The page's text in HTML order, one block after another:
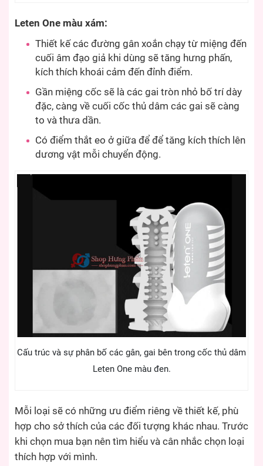
Leten One màu xám:
Thiết kế các đường gân xoắn chạy từ miệng đến
cuối âm đạo giả khi dùng sẽ tăng hưng phấn,
kích thích khoái cảm đến đỉnh điểm.
Gần miệng cốc sẽ là các gai tròn nhỏ bố trí dày
đặc, càng về cuối cốc thủ dâm các gai sẽ càng
to và thưa dần.
Có điểm thắt eo ở giữa để để tăng kích thích lên
dương vật mỗi chuyển động.
Cấu trúc và sự phân bố các gân, gai bên trong cốc thủ dâm
Leten One màu đen.
Mỗi loại sẽ có những ưu điểm riêng về thiết kế, phù
hợp cho sở thích của các đối tượng khác nhau. Trước
khi chọn mua bạn nên tìm hiểu và cân nhắc chọn loại
thích hợp với mình.